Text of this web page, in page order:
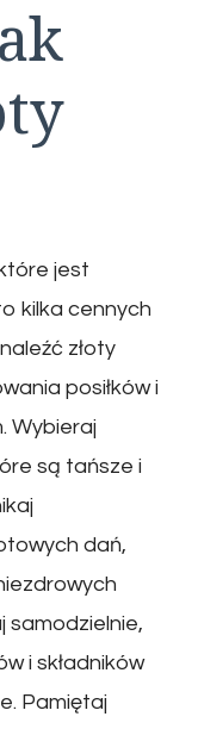
jest
kilka cennych
złoty
posiłków i
Wybieraj
są tańsze i
dań,
samodzielnie,
i składników
Pamiętaj